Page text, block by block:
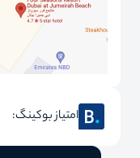
امتیاز بوکینگ: